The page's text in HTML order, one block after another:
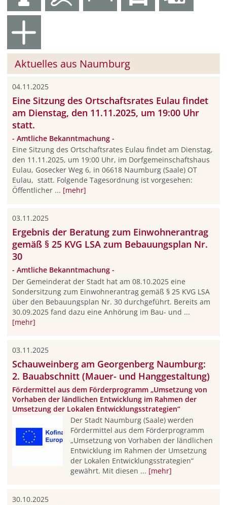
Aktuelles aus Naumburg
04.11.2025
Eine Sitzung des Ortschaftsrates Eulau findet
am Dienstag, den 11.11.2025, um 19:00 Uhr
statt.
- Amtliche Bekanntmachung -
Eine Sitzung des Ortschaftsrates Eulau findet am Dienstag,
den 11.11.2025, um 19:00 Uhr, im Dorfgemeinschaftshaus
Eulau, Gosecker Weg 6, in 06618 Naumburg (Saale) OT
Eulau, statt. Folgende Tagesordnung ist vorgesehen:
Öffentlicher ... [mehr]
03.11.2025
Ergebnis der Beratung zum Einwohnerantrag
gemäß § 25 KVG LSA zum Bebauungsplan Nr.
30
- Amtliche Bekanntmachung -
Der Gemeinderat der Stadt hat am 08.10.2025 eine
Sondersitzung zum Einwohnerantrag gemäß § 25 KVG LSA
über den Bebauungsplan Nr. 30 durchgeführt. Bereits am
30.09.2025 fand dazu eine Anhörung im Bau- und ...
[mehr]
03.11.2025
Schauweinberg am Georgenberg Naumburg:
2. Bauabschnitt (Mauer- und Hanggestaltung)
Fördermittel aus dem Förderprogramm „Umsetzung von
Vorhaben der ländlichen Entwicklung im Rahmen der
Umsetzung der Lokalen Entwicklungsstrategien“
Der Stadt Naumburg (Saale) werden
Fördermittel aus dem Förderprogramm
„Umsetzung von Vorhaben der ländlichen
Entwicklung im Rahmen der Umsetzung
der Lokalen Entwicklungsstrategien“
gewährt. Mit diesen ... [mehr]
30.10.2025